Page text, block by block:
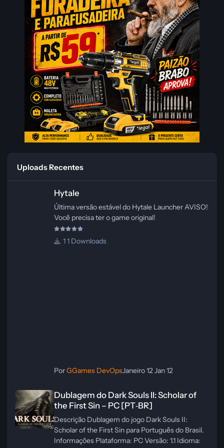
Uploads Recentes
Hytale
Última versão estável do Hytale Launcher AVISO!
Você precisa ter o game original!
1 Downloads
PorGGames DevOpsJaneiro 12Jan 12
Dublagem do Dark Souls II: Scholar of
the First Sin – PC [PT‑BR]
Descrição Dublagem do jogo Dark Souls II:
Scholar of the First Sin para Português do Brasil.
Informações Plataforma: PC Versão: 1.1 Idioma: